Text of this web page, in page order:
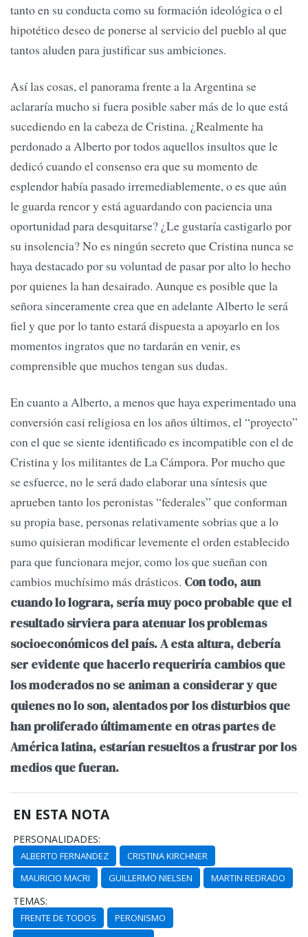
tanto en su conducta como su formación ideológica o el
hipotético deseo de ponerse al servicio del pueblo al que
tantos aluden para justificar sus ambiciones.
Así las cosas, el panorama frente a la Argentina se
aclararía mucho si fuera posible saber más de lo que está
sucediendo en la cabeza de Cristina. ¿Realmente ha
perdonado a Alberto por todos aquellos insultos que le
dedicó cuando el consenso era que su momento de
esplendor había pasado irremediablemente, o es que aún
le guarda rencor y está aguardando con paciencia una
oportunidad para desquitarse? ¿Le gustaría castigarlo por
su insolencia? No es ningún secreto que Cristina nunca se
haya destacado por su voluntad de pasar por alto lo hecho
por quienes la han desairado. Aunque es posible que la
señora sinceramente crea que en adelante Alberto le será
fiel y que por lo tanto estará dispuesta a apoyarlo en los
momentos ingratos que no tardarán en venir, es
comprensible que muchos tengan sus dudas.
En cuanto a Alberto, a menos que haya experimentado una
conversión casi religiosa en los años últimos, el “proyecto”
con el que se siente identificado es incompatible con el de
Cristina y los militantes de La Cámpora. Por mucho que
se esfuerce, no le será dado elaborar una síntesis que
aprueben tanto los peronistas “federales” que conforman
su propia base, personas relativamente sobrias que a lo
sumo quisieran modificar levemente el orden establecido
para que funcionara mejor, como los que sueñan con
cambios muchísimo más drásticos. Con todo, aun
cuando lo lograra, sería muy poco probable que el
resultado sirviera para atenuar los problemas
socioeconómicos del país. A esta altura, debería
ser evidente que hacerlo requeriría cambios que
los moderados no se animan a considerar y que
quienes no lo son, alentados por los disturbios que
han proliferado últimamente en otras partes de
América latina, estarían resueltos a frustrar por los
medios que fueran.
EN ESTA NOTA
PERSONALIDADES:
ALBERTO FERNANDEZ
CRISTINA KIRCHNER
MAURICIO MACRI
GUILLERMO NIELSEN MARTIN REDRADO
TEMAS:
FRENTE DE TODOS
PERONISMO